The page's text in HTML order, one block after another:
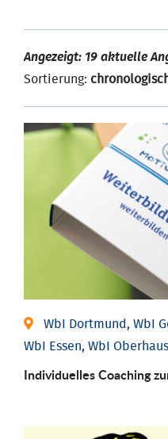
Angezeigt: 19 aktuelle
Sortierung:
WbI Dortmund, WbI
WbI Essen, WbI
Individuelles Coaching